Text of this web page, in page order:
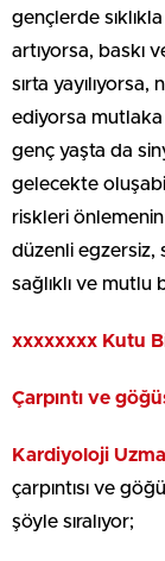
gençlerde
artıyorsa, baskı
sırta yayılıyorsa,
ediyorsa mutlaka
genç yaşta da
gelecekte
riskleri
düzenli egzersiz,
sağlıklı ve mutlu
xxxxxxxx Kutu
Çarpıntı ve
Kardiyoloji
çarpıntısı ve
şöyle sıralıyor;